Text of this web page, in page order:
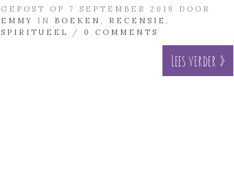
GEPOST OP 7 SEPTEMBER 2019 DOOR
EMMY
IN BOEKEN , RECENSIE ,
SPIRITUEEL
/ 0 COMMENTS
Lees verder »